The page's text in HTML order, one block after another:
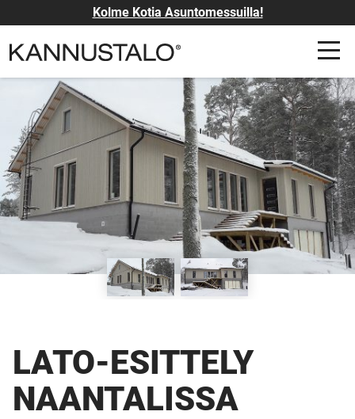
Kolme Kotia Asuntomessuilla!
LATO-ESITTELY
NAANTALISSA